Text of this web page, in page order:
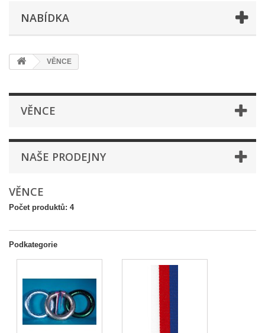
NABÍDKA
VĚNCE
VĚNCE
NAŠE PRODEJNY
VĚNCE
Počet produktů: 4
Podkategorie